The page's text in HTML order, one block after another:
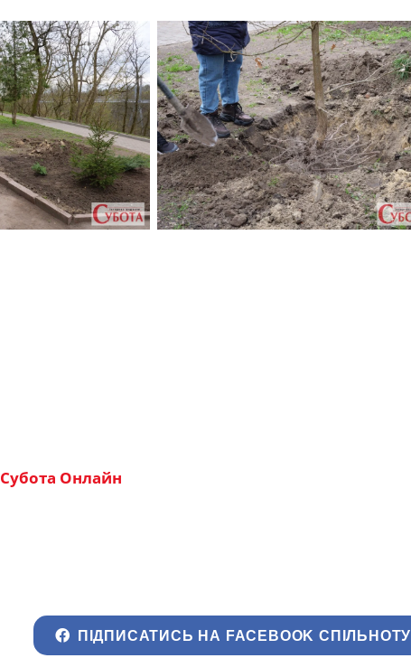
Субота Онлайн
ПІДПИСАТИСЬ НА FACEBOOK СПІЛЬНОТУ